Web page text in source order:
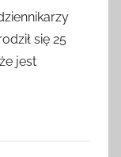
się 25
jest